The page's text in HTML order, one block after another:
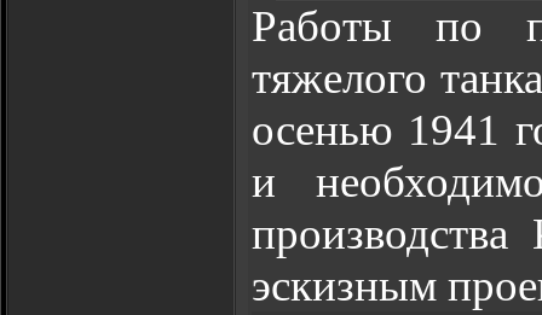
Работы по
тяжелого
осенью 1941
и
эскизным